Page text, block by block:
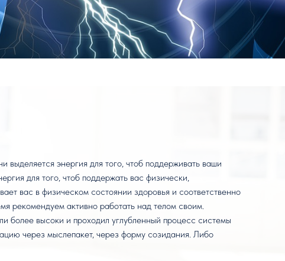
энергия для того, чтоб поддерживать ваши
для того, чтоб поддержать вас физически,
вас в физическом состоянии здоровья и соответственно
рекомендуем активно работать над телом своим.
более высоки и проходил углубленный процесс системы
через мыслепакет, через форму созидания. Либо